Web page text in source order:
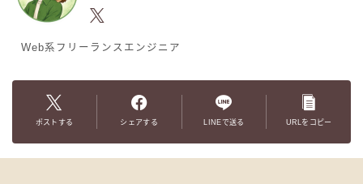
Web系フリーランスエンジニア
ポストする シェアする LINEで送る URLをコピー